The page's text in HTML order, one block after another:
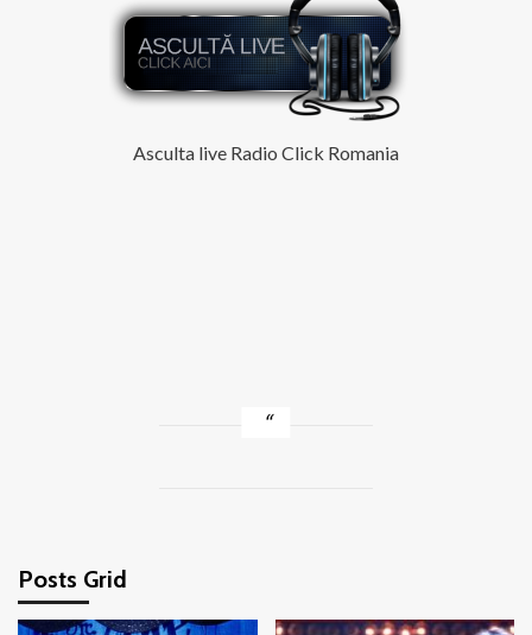
Asculta live Radio Click Romania
Posts Grid